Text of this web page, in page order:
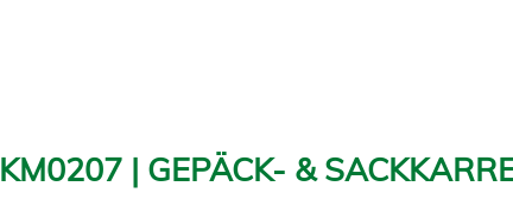
KM0207 | GEPÄCK- &